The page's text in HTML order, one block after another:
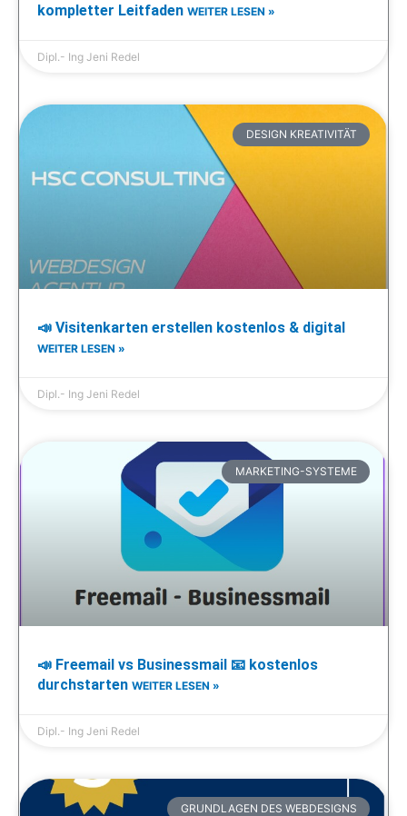
kompletter Leitfaden WEITER LESEN »
Dipl.- Ing Jeni Redel
DESIGN KREATIVITÄT
📣 Visitenkarten erstellen kostenlos & digital
WEITER LESEN »
Dipl.- Ing Jeni Redel
MARKETING-SYSTEME
📣 Freemail vs Businessmail 📧 kostenlos
durchstarten WEITER LESEN »
Dipl.- Ing Jeni Redel
GRUNDLAGEN DES WEBDESIGNS